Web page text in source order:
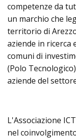
competenze da
un marchio che
territorio di
aziende in ricerca
comuni di
(Polo
aziende del
L'Associazione
nel